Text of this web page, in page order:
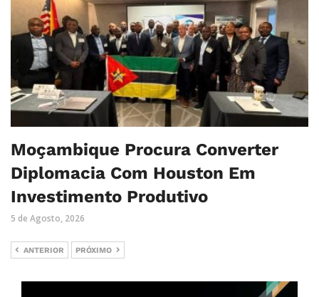
Moçambique Procura Converter
Diplomacia Com Houston Em
Investimento Produtivo
5 de Agosto, 2026
ANTERIOR PRÓXIMO